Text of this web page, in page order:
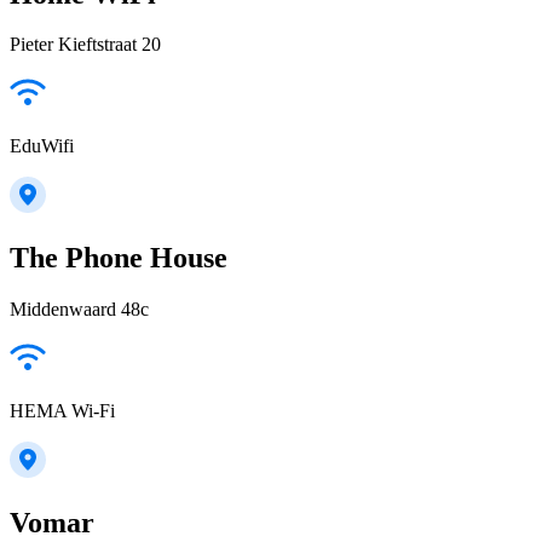
Pieter Kieftstraat 20
EduWifi
The Phone House
Middenwaard 48c
HEMA Wi-Fi
Vomar